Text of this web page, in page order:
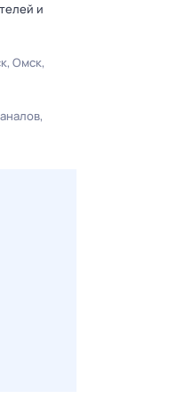
и
Омск